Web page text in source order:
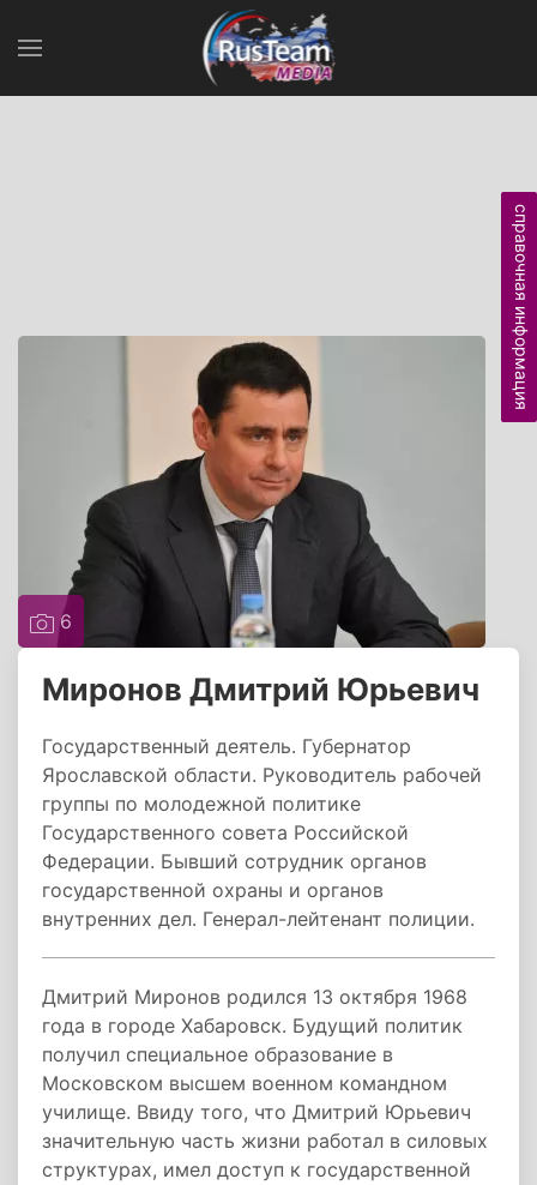
6
Миронов Дмитрий Юрьевич
Государственный деятель. Губернатор
Ярославской области. Руководитель рабочей
группы по молодежной политике
Государственного совета Российской
Федерации. Бывший сотрудник органов
государственной охраны и органов
внутренних дел. Генерал-лейтенант полиции.
Дмитрий Миронов родился 13 октября 1968
года в городе Хабаровск. Будущий политик
получил специальное образование в
Московском высшем военном командном
училище. Ввиду того, что Дмитрий Юрьевич
значительную часть жизни работал в силовых
структурах, имел доступ к государственной
справочная информация